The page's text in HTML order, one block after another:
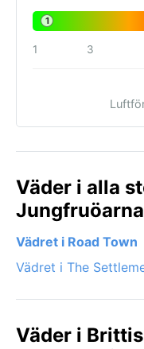
1
1 3
Väder i alla
Vädret i Road Town
Vädret i The
Väder i